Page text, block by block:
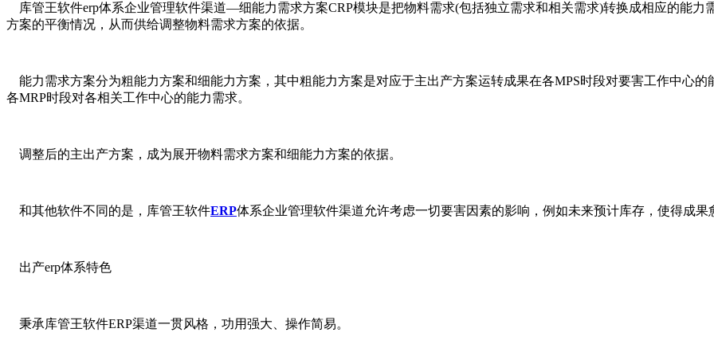
库管王软件erp体系企业管理软件渠道—细能力需求方案CRP模块是把物料需求(包括独立需求和相关需求)转换成相应的能力
方案的平衡情况，从而供给调整物料需求方案的依据。
能力需求方案分为粗能力方案和细能力方案，其中粗能力方案是对应于主出产方案运转成果在各MPS时段对要害工作中心
各MRP时段对各相关工作中心的能力需求。
调整后的主出产方案，成为展开物料需求方案和细能力方案的依据。
和其他软件不同的是，库管王软件ERP体系企业管理软件渠道允许考虑一切要害因素的影响，例如未来预计库存，使得成果
出产erp体系特色
秉承库管王软件ERP渠道一贯风格，功用强大、操作简易。